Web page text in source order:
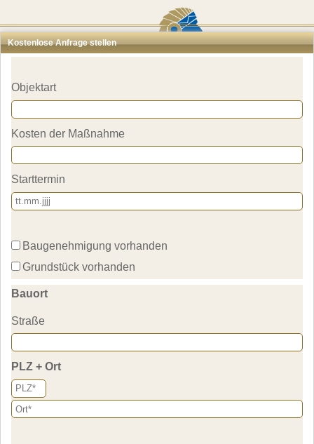
Architekten
Scoutin
Kostenlose Anfrage stellen
Objektart
Kosten der Maßnahme
Starttermin
Baugenehmigung vorhanden
Grundstück vorhanden
Bauort
Straße
PLZ + Ort